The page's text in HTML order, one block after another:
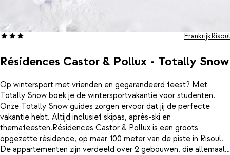
Résidences Castor & Pollux - Totally Snow
FrankrijkRisoul
Op wintersport met vrienden en gegarandeerd feest? Met
Totally Snow boek je de wintersportvakantie voor studenten.
Onze Totally Snow guides zorgen ervoor dat jij de perfecte
vakantie hebt. Altijd inclusief skipas, après-ski en
themafeesten.Résidences Castor & Pollux is een groots
opgezette résidence, op maar 100 meter van de piste in Risoul.
De appartementen zijn verdeeld over 2 gebouwen, die allemaal